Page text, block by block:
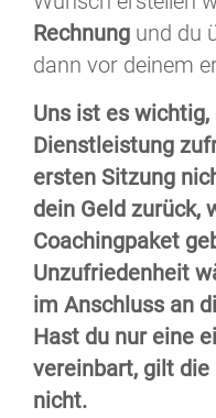
Rechnung und du
dann vor deinem
Uns ist es
Dienstleistung
ersten Sitzung
dein Geld zurück,
Coachingpaket
Unzufriedenheit
im Anschluss an
Hast du nur eine
vereinbart, gilt die
nicht.